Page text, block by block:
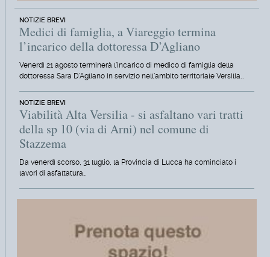
NOTIZIE BREVI
Medici di famiglia, a Viareggio termina
l’incarico della dottoressa D’Agliano
Venerdì 21 agosto terminerà l'incarico di medico di famiglia della
dottoressa Sara D'Agliano in servizio nell'ambito territoriale Versilia…
NOTIZIE BREVI
Viabilità Alta Versilia - si asfaltano vari tratti
della sp 10 (via di Arni) nel comune di
Stazzema
Da venerdì scorso, 31 luglio, la Provincia di Lucca ha cominciato i
lavori di asfaltatura…